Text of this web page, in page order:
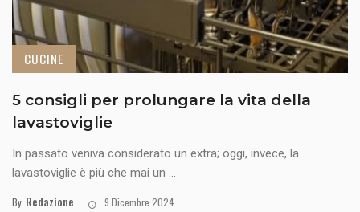
CUCINE
5 consigli per prolungare la vita della
lavastoviglie
In passato veniva considerato un extra; oggi, invece, la
lavastoviglie è più che mai un ...
By Redazione 9 Dicembre 2024